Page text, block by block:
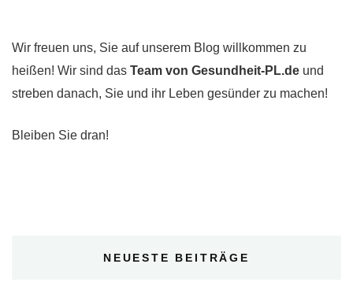
Wir freuen uns, Sie auf unserem Blog willkommen zu
heißen! Wir sind das Team von Gesundheit-PL.de und
streben danach, Sie und ihr Leben gesünder zu machen!
Bleiben Sie dran!
NEUESTE BEITRÄGE